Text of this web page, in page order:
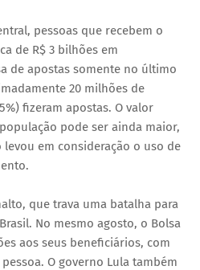
pessoas que recebem o
de R$ 3 bilhões em
de apostas somente no último
20 milhões de
fizeram apostas. O valor
pode ser ainda maior,
em consideração o uso de
que trava uma batalha para
No mesmo agosto, o Bolsa
aos seus beneficiários, com
O governo Lula também